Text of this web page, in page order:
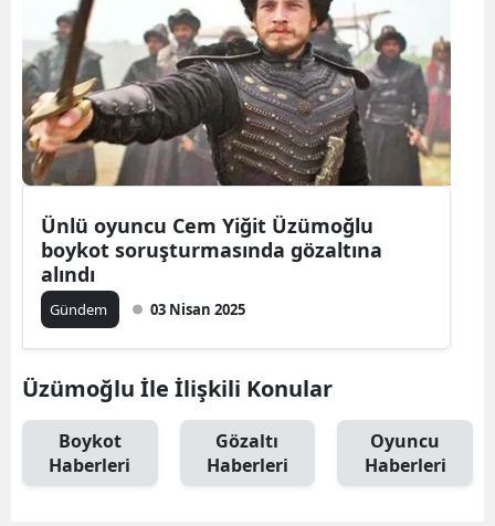
Ünlü oyuncu Cem Yiğit Üzümoğlu
boykot soruşturmasında gözaltına
alındı
Gündem 03 Nisan 2025
Üzümoğlu İle İlişkili Konular
Boykot
Haberleri
Gözaltı
Haberleri
Oyuncu
Haberleri